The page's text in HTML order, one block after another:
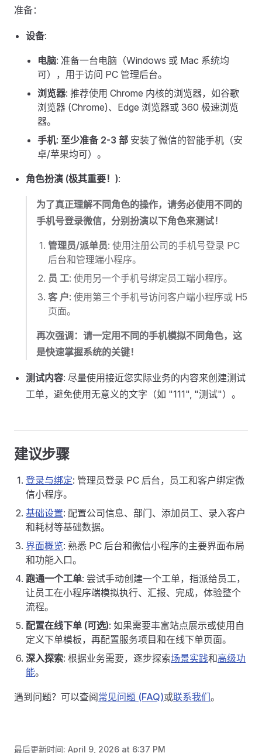
准备：
设备:
电脑: 准备一台电脑（Windows 或 Mac 系统均
可），用于访问 PC 管理后台。
浏览器: 推荐使用 Chrome 内核的浏览器，如谷歌
浏览器 (Chrome)、Edge 浏览器或 360 极速浏览
器。
手机: 至少准备 2-3 部 安装了微信的智能手机（安
卓/苹果均可）。
角色扮演 (极其重要！):
为了真正理解不同角色的操作，请务必使用不同的
手机号登录微信，分别扮演以下角色来测试！
管理员/派单员: 使用注册公司的手机号登录 PC
后台和管理端小程序。
员 工: 使用另一个手机号绑定员工端小程序。
客 户: 使用第三个手机号访问客户端小程序或 H5
页面。
再次强调：请一定用不同的手机模拟不同角色，这
是快速掌握系统的关键！
测试内容: 尽量使用接近您实际业务的内容来创建测试
工单，避免使用无意义的文字（如 "111", "测试"）。
建议步骤
登录与绑定: 管理员登录 PC 后台，员工和客户绑定微
信小程序。
基础设置: 配置公司信息、部门、添加员工、录入客户
和耗材等基础数据。
界面概览: 熟悉 PC 后台和微信小程序的主要界面布局
和功能入口。
跑通一个工单: 尝试手动创建一个工单，指派给员工，
让员工在小程序端模拟执行、汇报、完成，体验整个
流程。
配置在线下单 (可选): 如果需要丰富站点展示或使用自
定义下单模板，再配置服务项目和在线下单页面。
深入探索: 根据业务需要，逐步探索场景实践和高级功
能。
遇到问题？可以查阅常见问题 (FAQ)或联系我们。
最后更新时间: April 9, 2026 at 6:37 PM